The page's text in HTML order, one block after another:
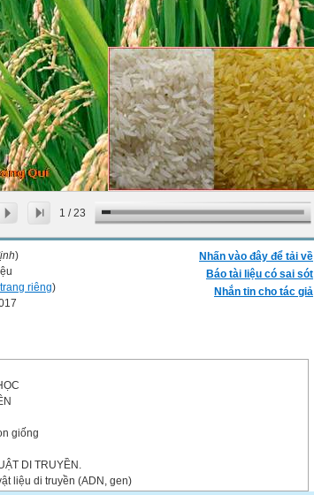
1 /23
Nhấn vào đây để tải về
Báo tài liệu có sai sót
Nhắn tin cho tác giả
)
trang riêng)
giống
DI TRUYỀN.
liệu di truyền (ADN, gen)